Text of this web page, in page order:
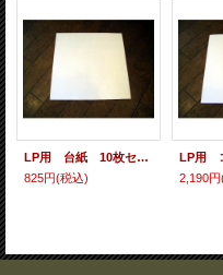
LP用 台紙 10枚セット
825円(税込)
2,190円